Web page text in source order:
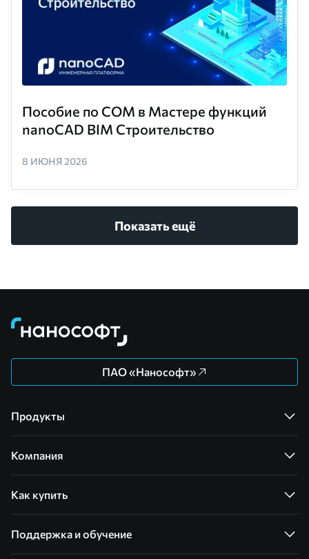
Пособие по COM в Мастере функций
nanoCAD BIM Строительство
8 ИЮНЯ 2026
Показать ещё
ПАО «Нанософт»
Продукты
Компания
Как купить
Поддержка и обучение